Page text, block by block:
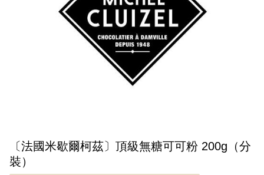
〔法國米歇爾柯茲〕頂級無糖可可粉 200g（分
裝）